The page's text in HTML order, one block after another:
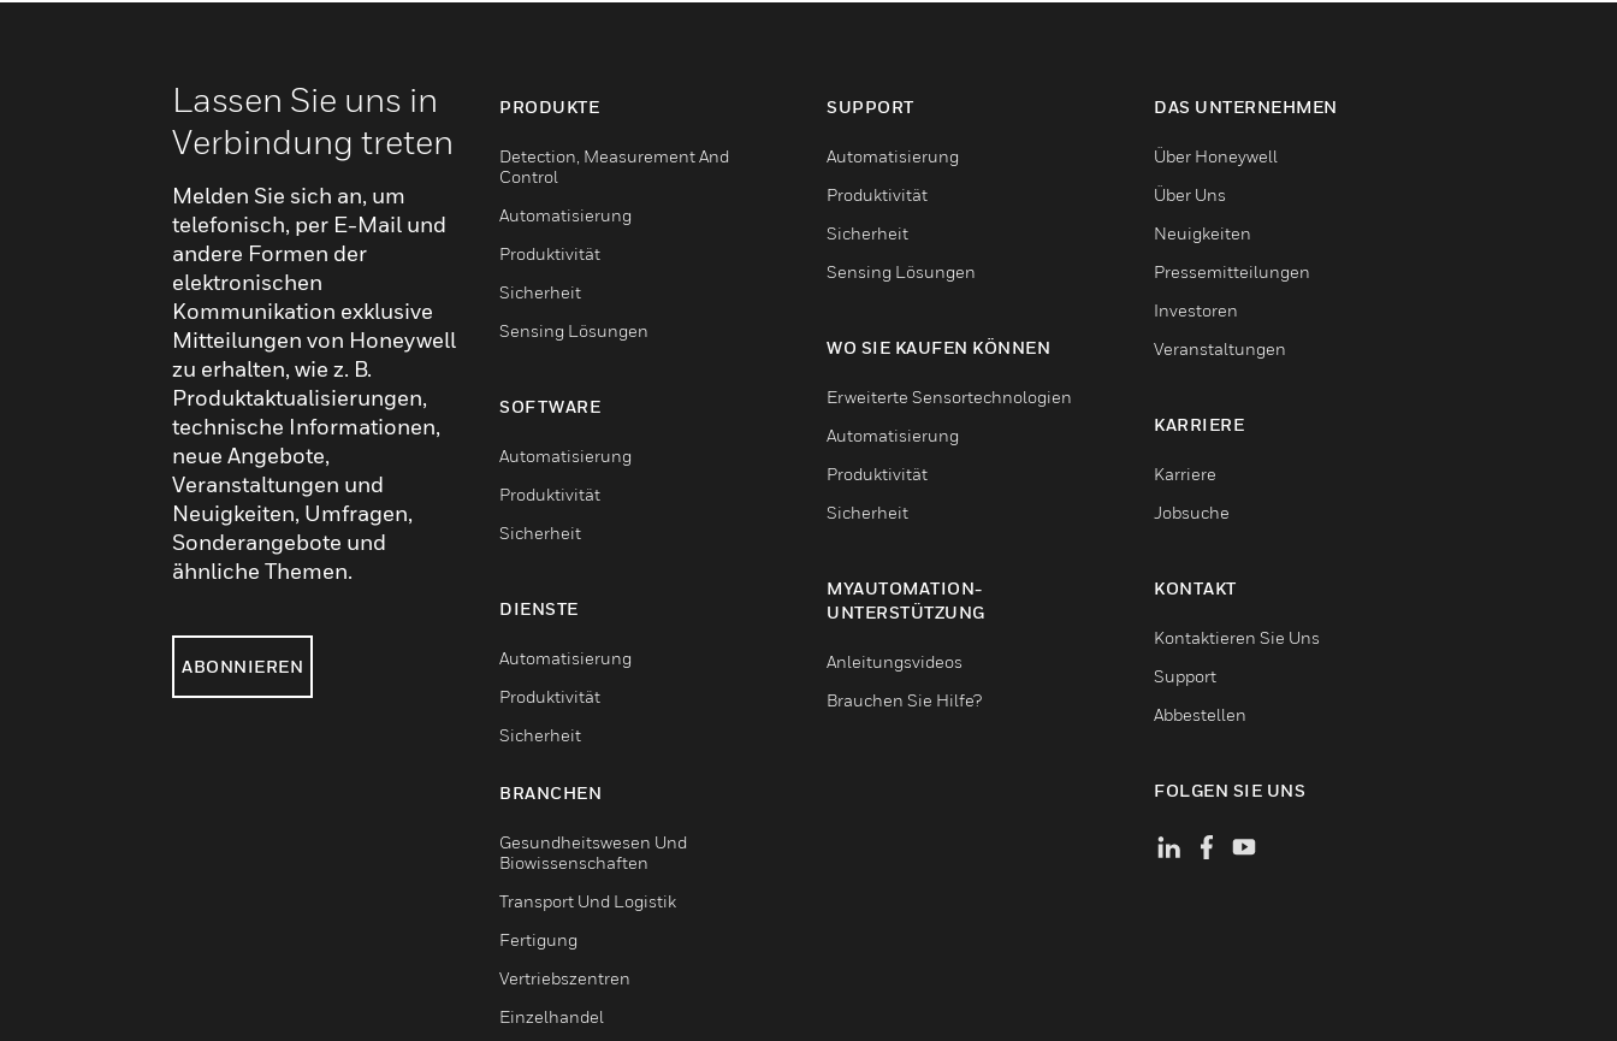
Lassen Sie uns in
Verbindung treten
Melden Sie sich an, um
telefonisch, per E-Mail und
andere Formen der
elektronischen
Kommunikation exklusive
Mitteilungen von Honeywell
zu erhalten, wie z. B.
Produktaktualisierungen,
technische Informationen,
neue Angebote,
Veranstaltungen und
Neuigkeiten, Umfragen,
Sonderangebote und
ähnliche Themen.
ABONNIEREN
PRODUKTE
Detection, Measurement And
Control
Automatisierung
Produktivität
Sicherheit
Sensing Lösungen
SOFTWARE
Automatisierung
Produktivität
Sicherheit
DIENSTE
Automatisierung
Produktivität
Sicherheit
BRANCHEN
Gesundheitswesen Und
Biowissenschaften
Transport Und Logistik
Fertigung
Vertriebszentren
Einzelhandel
SUPPORT
Automatisierung
Produktivität
Sicherheit
Sensing Lösungen
WO SIE KAUFEN KÖNNEN
Erweiterte Sensortechnologien
Automatisierung
Produktivität
Sicherheit
MYAUTOMATION-
UNTERSTÜTZUNG
Anleitungsvideos
Brauchen Sie Hilfe?
DAS UNTERNEHMEN
Über Honeywell
Über Uns
Neuigkeiten
Pressemitteilungen
Investoren
Veranstaltungen
KARRIERE
Karriere
Jobsuche
KONTAKT
Kontaktieren Sie Uns
Support
Abbestellen
FOLGEN SIE UNS